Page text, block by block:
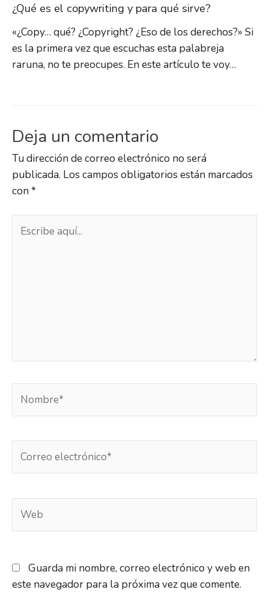
¿Qué es el copywriting y para qué sirve?
«¿Copy… qué? ¿Copyright? ¿Eso de los derechos?» Si
es la primera vez que escuchas esta palabreja
raruna, no te preocupes. En este artículo te voy…
Deja un comentario
Tu dirección de correo electrónico no será
publicada. Los campos obligatorios están marcados
con*
Guarda mi nombre, correo electrónico y web en
este navegador para la próxima vez que comente.